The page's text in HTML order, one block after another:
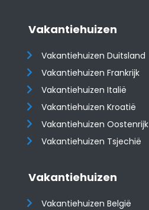
Vakantiehuizen
Vakantiehuizen Duitsland
Vakantiehuizen Frankrijk
Vakantiehuizen Italië
Vakantiehuizen Kroatië
​​​​​​​Vakantiehuizen Oostenrijk
Vakantiehuizen Tsjechië
Vakantiehuizen
Vakantiehuizen België